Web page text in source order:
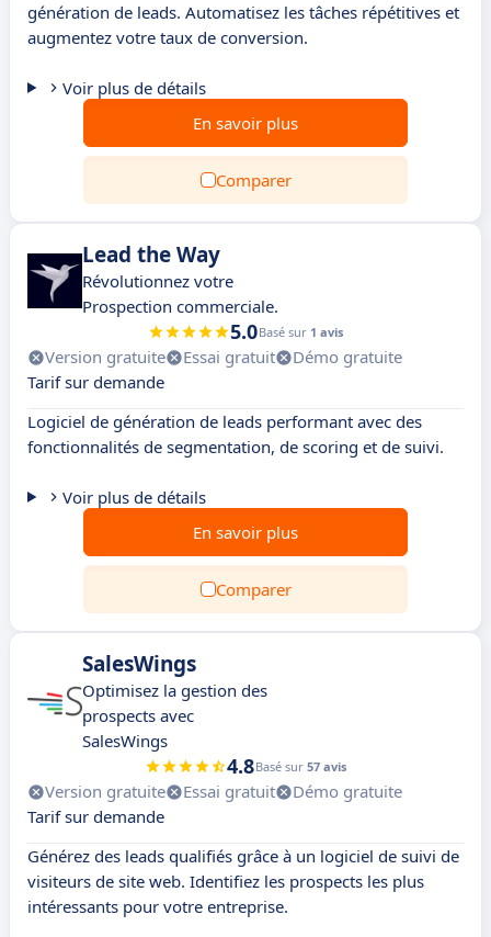
génération de leads. Automatisez les tâches répétitives et
augmentez votre taux de conversion.
Voir plus de détails
En savoir plus
Comparer
Lead the Way
Révolutionnez votre
Prospection commerciale.
5.0Basé sur 1 avis
Version gratuite Essai gratuit
Démo gratuite
Tarif sur demande
Logiciel de génération de leads performant avec des
fonctionnalités de segmentation, de scoring et de suivi.
Voir plus de détails
En savoir plus
Comparer
SalesWings
Optimisez la gestion des
prospects avec
SalesWings
4.8Basé sur 57 avis
Version gratuite Essai gratuit
Démo gratuite
Tarif sur demande
Générez des leads qualifiés grâce à un logiciel de suivi de
visiteurs de site web. Identifiez les prospects les plus
intéressants pour votre entreprise.